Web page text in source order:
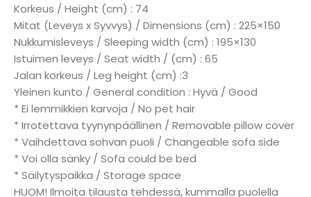
Korkeus / Height (cm) : 74
Mitat (Leveys x Syvvys) / Dimensions (cm) : 225×150
Nukkumisleveys / Sleeping width (cm) : 195×130
Istuimen leveys / Seat width / (cm) : 65
Jalan korkeus / Leg height (cm) :3
Yleinen kunto / General condition : Hyvä / Good
* Ei lemmikkien karvoja / No pet hair
* Irrotettava tyynynpäällinen / Removable pillow cover
* Vaihdettava sohvan puoli / Changeable sofa side
* Voi olla sänky / Sofa could be bed
* Säilytyspaikka / Storage space
HUOM! Ilmoita tilausta tehdessä, kummalla puolella